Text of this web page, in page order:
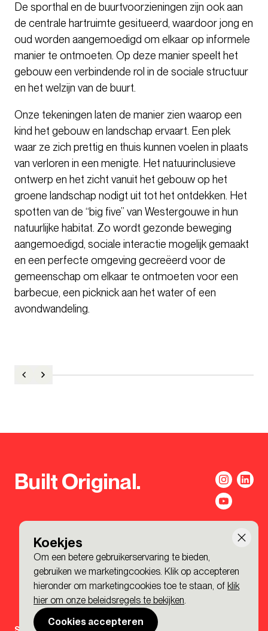
Koekjes
Om een betere gebruikerservaring te bieden,
gebruiken we marketingcookies. Klik op accepteren
hieronder om marketingcookies toe te staan, of klik
hier om onze beleidsregels te bekijken.
Cookies accepteren
De sporthal en de buurtvoorzieningen zijn ook aan
de centrale hartruimte gesitueerd, waardoor jong en
oud worden aangemoedigd om elkaar op informele
manier te ontmoeten. Op deze manier speelt het
gebouw een verbindende rol in de sociale structuur
en het welzijn van de buurt.
Onze tekeningen laten de manier zien waarop een
kind het gebouw en landschap ervaart. Een plek
waar ze zich prettig en thuis kunnen voelen in plaats
van verloren in een menigte. Het natuurinclusieve
ontwerp en het zicht vanuit het gebouw op het
groene landschap nodigt uit tot het ontdekken. Het
spotten van de “big five” van Westergouwe in hun
natuurlijke habitat. Zo wordt gezonde beweging
aangemoedigd, sociale interactie mogelijk gemaakt
en een perfecte omgeving gecreëerd voor de
gemeenschap om elkaar te ontmoeten voor een
barbecue, een picknick aan het water of een
avondwandeling.
Built Original.